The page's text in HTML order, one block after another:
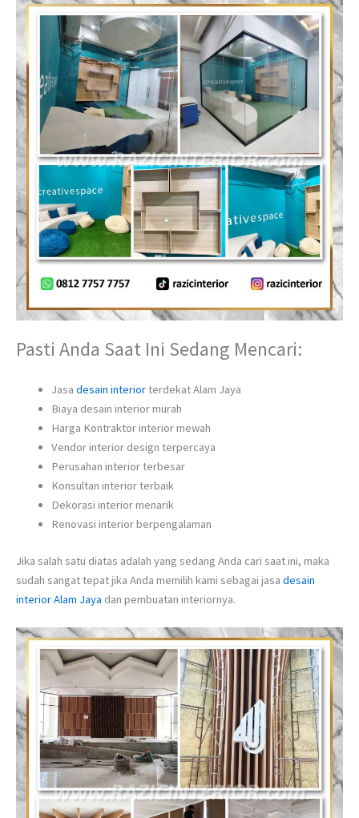
Pasti Anda Saat Ini Sedang Mencari:
Jasa desain interiorterdekat Alam Jaya
Biaya desain interior murah
Harga Kontraktor interior mewah
Vendor interior design terpercaya
Perusahan interior terbesar
Konsultan interior terbaik
Dekorasi interior menarik
Renovasi interior berpengalaman
Jika salah satu diatas adalah yang sedang Anda cari saat ini, maka
sudah sangat tepat jika Anda memilih kami sebagai jasa desain
interior Alam Jaya dan pembuatan interiornya.